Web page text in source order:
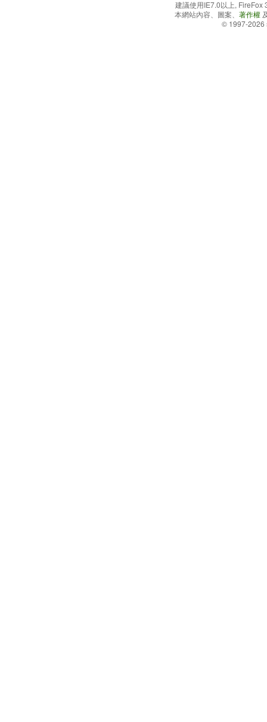
建議使用IE7.0以上,
本網站內容、圖案、 著作權
© 1997-2026